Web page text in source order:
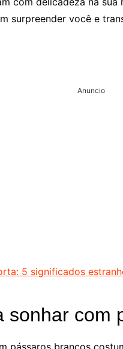
surpreender você e
Anuncio
5 significados
sonhar com
pássaros brancos